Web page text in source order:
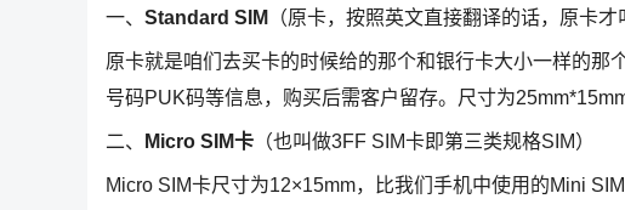
一、 Standard SIM （原卡，按照英文直接翻译的话，原卡才
原卡就是咱们去买卡的时候给的那个和银行卡大小一样的那
号码PUK码等信息，购买后需客户留存。尺寸为25mm*15mm
二、 Micro SIM卡 （也叫做3FF SIM卡即第三类规格SIM）
Micro SIM卡尺寸为12×15mm，比我们手机中使用的Mini